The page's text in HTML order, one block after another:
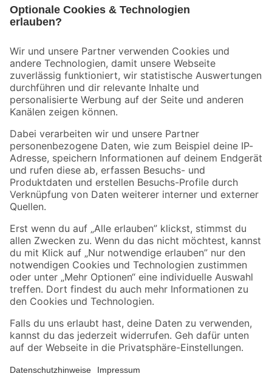
Der toom Newsletter: Keine Angebote und Aktionen mehr verpassen!
Zur Newsletter Anmeldung
Folge uns
Zahlungsarten Versandarten
Sicher einkaufen
Jetzt die toom-App herunterladen
Alle Preisangaben in EUR inkl. gesetzl. MwSt.. Die dargestellten Angebote sind unter
Umständen nicht in allen Märkten verfügbar. Die angegebenen Verfügbarkeiten beziehen
Produkte nur solange der Vorrat reicht.
*Paketversand ab 59 € versandkostenfrei, gilt nicht für Artikel mit Speditionsversand, hier